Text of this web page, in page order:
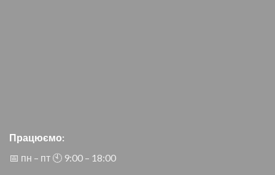
Працюємо:
📅 пн – пт 🕙︎ 9:00 – 18:00